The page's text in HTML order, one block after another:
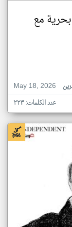
مع
May 18, 2026
عدد الكلمات: ٢٢٣